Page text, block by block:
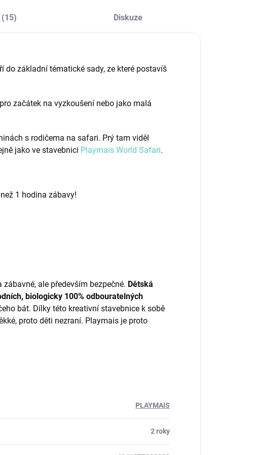
(15) Diskuze
do základní tématické sady, ze které postavíš
začátek na vyzkoušení nebo jako malá
s rodičema na safari. Prý tam viděl
jako ve stavebnici Playmais World Safari.
1 hodina zábavy!
ale především bezpečné. Dětská
biologicky 100% odbouratelných
bát. Dílky této kreativní stavebnice k sobě
proto děti nezraní. Playmais je proto
PLAYMAIS
2 roky